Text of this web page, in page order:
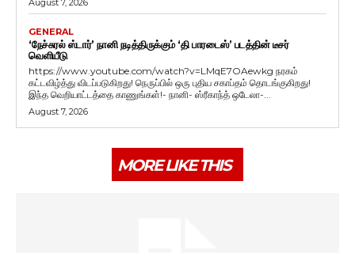
August 7, 2026
GENERAL
‘நேச்சுரல் ஸ்டார்’ நானி நடித்திருக்கும் ‘தி பாரடைஸ்’ படத்தின் டீசர்
வெளியீடு
https://www.youtube.com/watch?v=LMqE7OAewkg நரகம்
கட்டவிழ்த்து விடப்படுகிறது! நெருப்பில் ஒரு புதிய சகாப்தம் தொடங்குகிறது!
இந்த வெறியாட்டத்தை காணுங்கள்!- நானி- ஸ்ரீகாந்த் ஒடேலா-...
August 7, 2026
MORE LIKE THIS